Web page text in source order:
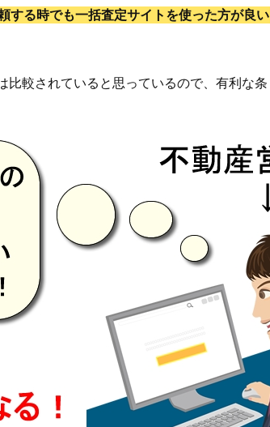
する時でも一括査定サイトを使った方が良い
比較されていると思っているので、有利な条